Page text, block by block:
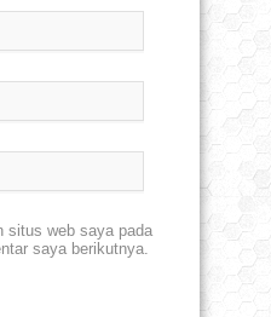
situs web saya pada
saya berikutnya.